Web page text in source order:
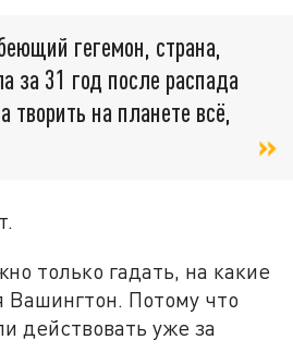
гегемон, страна,
за 31 год после распада
творить на планете всё,
только гадать, на какие
Потому что
действовать уже за